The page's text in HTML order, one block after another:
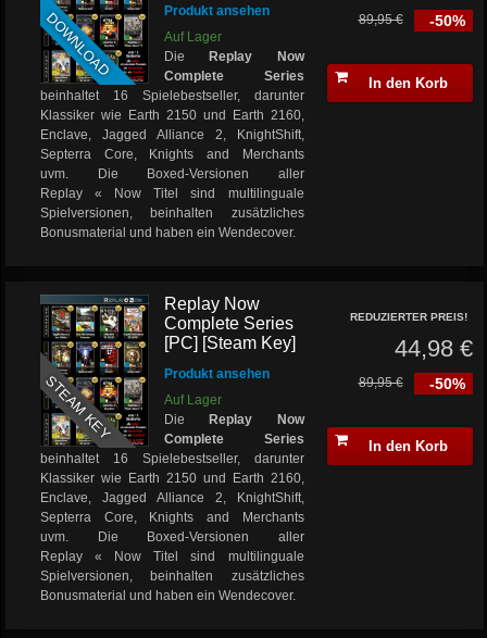
DOWNLOAD
Produkt ansehen
Auf Lager
DieReplay Now
Complete Series
beinhaltet 16 Spielebestseller, darunter
Klassiker wie Earth 2150 und Earth 2160,
Enclave, Jagged Alliance 2, KnightShift,
Septerra Core, Knights and Merchants
uvm. Die Boxed-Versionen aller
Replay « Now Titel sind multilinguale
Spielversionen, beinhalten zusätzliches
Bonusmaterial und haben ein Wendecover.
-50%
89,95 €
In den Korb
STEAM KEY
Replay Now
Complete Series
[PC] [Steam Key]
Produkt ansehen
Auf Lager
DieReplay Now
Complete Series
beinhaltet 16 Spielebestseller, darunter
Klassiker wie Earth 2150 und Earth 2160,
Enclave, Jagged Alliance 2, KnightShift,
Septerra Core, Knights and Merchants
uvm. Die Boxed-Versionen aller
Replay « Now Titel sind multilinguale
Spielversionen, beinhalten zusätzliches
Bonusmaterial und haben ein Wendecover.
REDUZIERTER PREIS!
44,98 €
-50%
89,95 €
In den Korb